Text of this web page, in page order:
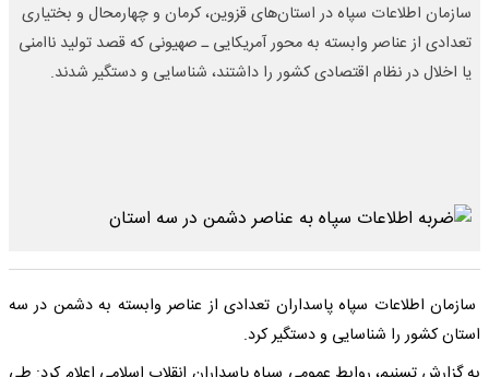
سازمان اطلاعات سپاه در استان‌های قزوین، کرمان و چهارمحال و بختیاری
تعدادی از عناصر وابسته به محور آمریکایی ـ صهیونی که قصد تولید ناامنی
یا اخلال در نظام اقتصادی کشور را داشتند، شناسایی و دستگیر شدند.
سازمان اطلاعات سپاه پاسداران تعدادی از عناصر وابسته به دشمن در سه
استان کشور را شناسایی و دستگیر کرد.